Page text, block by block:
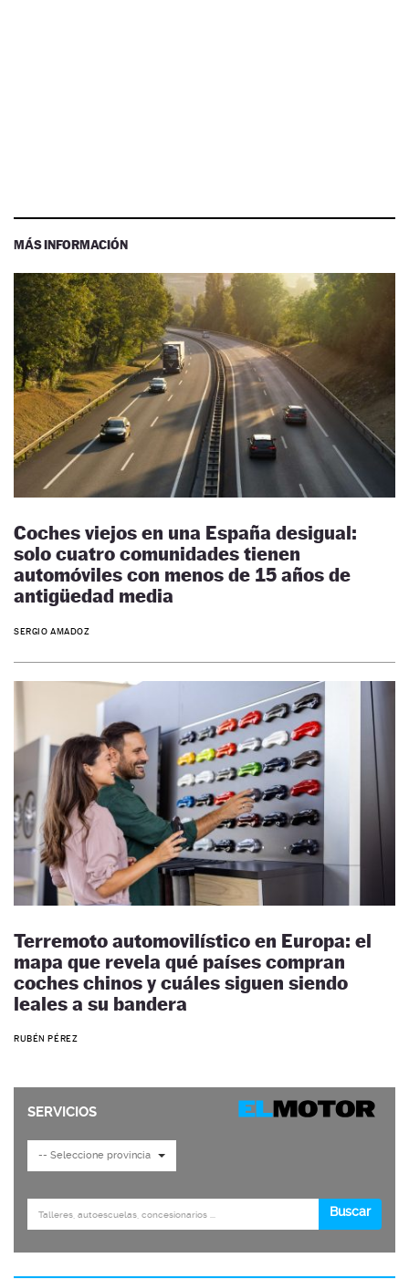
MÁS INFORMACIÓN
Coches viejos en una España desigual:
solo cuatro comunidades tienen
automóviles con menos de 15 años de
antigüedad media
SERGIO AMADOZ
Terremoto automovilístico en Europa: el
mapa que revela qué países compran
coches chinos y cuáles siguen siendo
leales a su bandera
RUBÉN PÉREZ